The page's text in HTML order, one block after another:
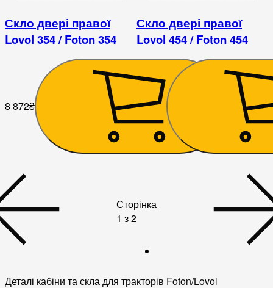
Скло двері правої
Lovol 354 / Foton 354
8 872₴
Скло двері правої
Lovol 454 / Foton 454
8 550₴
Сторінка
1 з 2
Деталі кабіни та скла для тракторів Foton/Lovol